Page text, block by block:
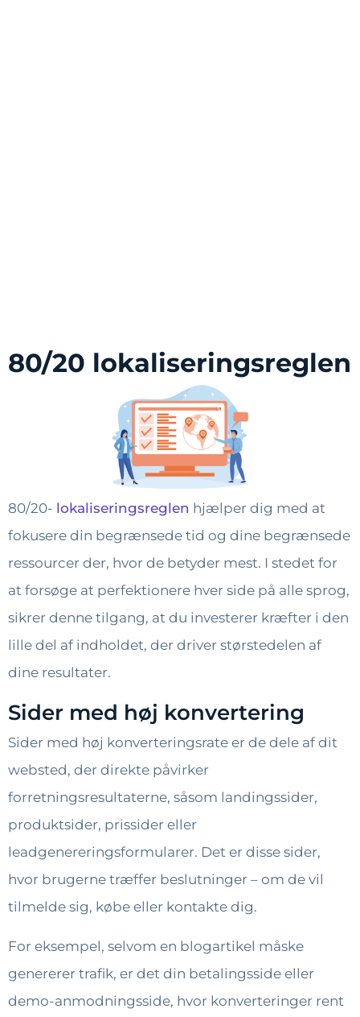
80/20 lokaliseringsreglen
80/20- lokaliseringsreglen hjælper dig med at
fokusere din begrænsede tid og dine begrænsede
ressourcer der, hvor de betyder mest. I stedet for
at forsøge at perfektionere hver side på alle sprog,
sikrer denne tilgang, at du investerer kræfter i den
lille del af indholdet, der driver størstedelen af ​​
dine resultater.
Sider med høj konvertering
Sider med høj konverteringsrate er de dele af dit
websted, der direkte påvirker
forretningsresultaterne, såsom landingssider,
produktsider, prissider eller
leadgenereringsformularer. Det er disse sider,
hvor brugerne træffer beslutninger – om de vil
tilmelde sig, købe eller kontakte dig.
For eksempel, selvom en blogartikel måske
genererer trafik, er det din betalingsside eller
demo-anmodningsside, hvor konverteringer rent